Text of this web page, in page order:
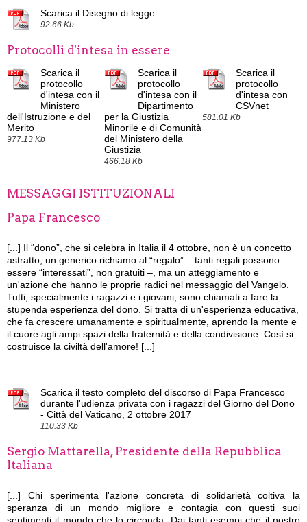
Scarica il Disegno di legge
92.66 Kb
Protocolli d'intesa in essere
Scarica il
protocollo
d'intesa con il
Ministero
dell'Istruzione e del
Merito
977.13 Kb
Scarica il
protocollo
d'intesa con il
Dipartimento
per la Giustizia
Minorile e di Comunità
del Ministero della
Giustizia
466.18 Kb
Scarica il
protocollo
d'intesa con
CSVnet
581.01 Kb
MESSAGGI ISTITUZIONALI
Papa Francesco
[...] Il “dono”, che si celebra in Italia il 4 ottobre, non è un concetto
astratto, un generico richiamo al “regalo” – tanti regali possono
essere “interessati”, non gratuiti –, ma un atteggiamento e
un'azione che hanno le proprie radici nel messaggio del Vangelo.
Tutti, specialmente i ragazzi e i giovani, sono chiamati a fare la
stupenda esperienza del dono. Si tratta di un'esperienza educativa,
che fa crescere umanamente e spiritualmente, aprendo la mente e
il cuore agli ampi spazi della fraternità e della condivisione. Così si
costruisce la civiltà dell'amore! [...]
Scarica il testo completo del discorso di Papa Francesco
durante l'udienza privata con i ragazzi del Giorno del Dono
- Città del Vaticano, 2 ottobre 2017
110.33 Kb
Sergio Mattarella, Presidente della Repubblica
Italiana
[...] Chi sperimenta l'azione concreta di solidarietà coltiva la
speranza di un mondo migliore e contagia con questi suoi